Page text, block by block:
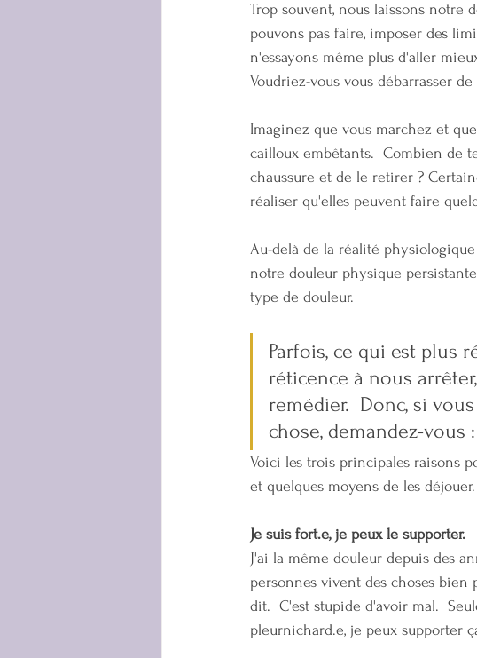
Trop souvent, nous laissons notre
pouvons pas faire, imposer des
n'essayons même plus d'aller
Voudriez-vous vous débarrasser
Imaginez que vous marchez et
cailloux embêtants.  Combien de
chaussure et de le retirer ?
réaliser qu'elles peuvent faire
Au-delà de la réalité
notre douleur physique
type de douleur.
Parfois, ce qui est plus
réticence à nous
remédier.  Donc, si
chose, demandez-
Voici les trois principales raisons
et quelques moyens de les
Je suis fort.e, je peux le supporter.
J'ai la même douleur depuis des
personnes vivent des choses bien
dit.  C'est stupide d'avoir mal.
pleurnichard.e, je peux supporter